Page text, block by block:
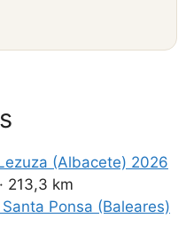
(Albacete) 2026
· 213,3 km
Ponsa (Baleares)